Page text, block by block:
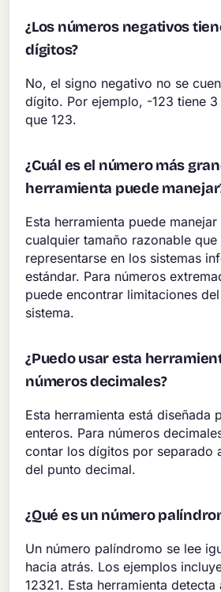
¿Los números negativos
dígitos?
No, el signo negativo no se
dígito. Por ejemplo, -123 tiene
que 123.
¿Cuál es el número más
herramienta puede
Esta herramienta puede
cualquier tamaño razonable que
representarse en los sistemas
estándar. Para números
puede encontrar limitaciones
sistema.
¿Puedo usar esta
números decimales?
Esta herramienta está diseñada
enteros. Para números
contar los dígitos por separado
del punto decimal.
¿Qué es un número
Un número palíndromo se lee
hacia atrás. Los ejemplos
12321. Esta herramienta